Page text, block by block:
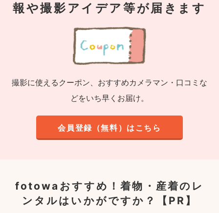
報や撮影アイデア等が届きます
撮影に使えるクーポン、おすすめカメラマン・口コミな
どをいち早くお届け。
会員登録（無料）はこちら
fotowaおすすめ！着物・産着のレ
ンタルはいかがですか？【PR】